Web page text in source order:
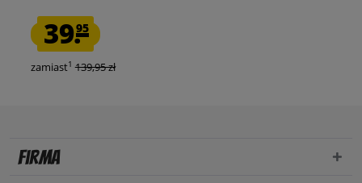
39.95
zamiast1 139,95 zł
Firma